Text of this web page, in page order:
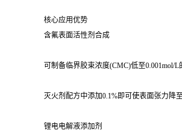
核心应用优势
含氟表面活性剂合成
可制备临界胶束浓度(CMC)低至0.001mol/
灭火剂配方中添加0.1%即可使表面张力降至
锂电电解液添加剂